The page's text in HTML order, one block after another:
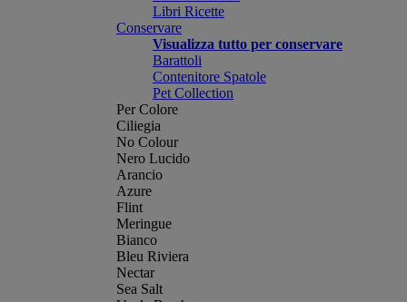
Libri Ricette
Conservare
Visualizza tutto per conservare
Barattoli
Contenitore Spatole
Pet Collection
Per Colore
Ciliegia
No Colour
Nero Lucido
Arancio
Azure
Flint
Meringue
Bianco
Bleu Riviera
Nectar
Sea Salt